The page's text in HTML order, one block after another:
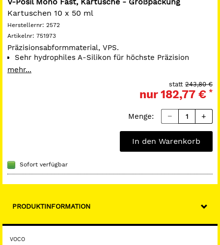
Kartuschen 10 x 50 ml
Herstellernr: 2572
Artikelnr: 751973
Präzisionsabformmaterial, VPS.
Sehr hydrophiles A-Silikon für höchste Präzision
Lange Verarbeitungszeit bei gleichzeitig kurzer
Hohe Reißzähigkeit und hohes Rückstellvermögen
bieten Sicherheit bei bzw. nach der Entnahme
macht das Ausgießen und damit die prothetische
mehr...
243,80 €
statt
nur182,77 € *
Menge:
In den Warenkorb
Sofort verfügbar
PRODUKTINFORMATION
VOCO